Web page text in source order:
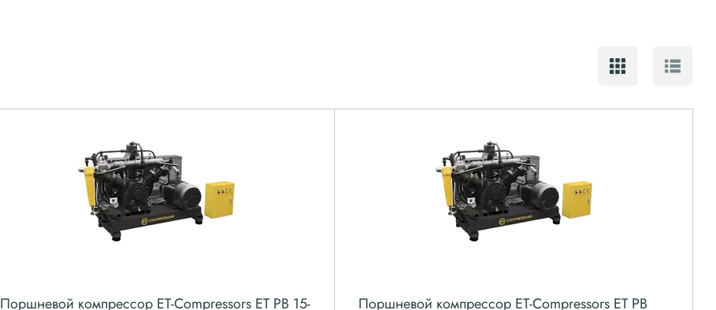
Поршневой компрессор ET-Compressors ET PB 15-
Поршневой компрессор ET-Compressors ET PB